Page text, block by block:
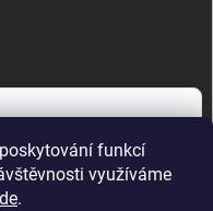
funkcí
využíváme
.
údajů